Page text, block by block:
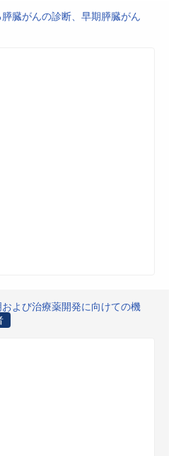
臓がんの診断、早期膵臓がん
よび治療薬開発に向けての機